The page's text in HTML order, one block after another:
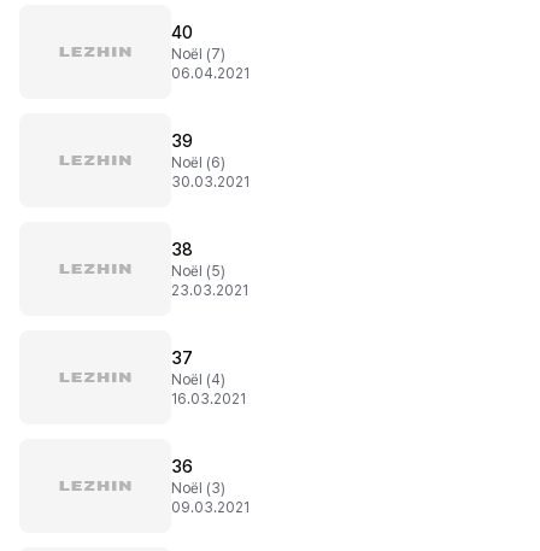
40
Noël (7)
06.04.2021
39
Noël (6)
30.03.2021
38
Noël (5)
23.03.2021
37
Noël (4)
16.03.2021
36
Noël (3)
09.03.2021